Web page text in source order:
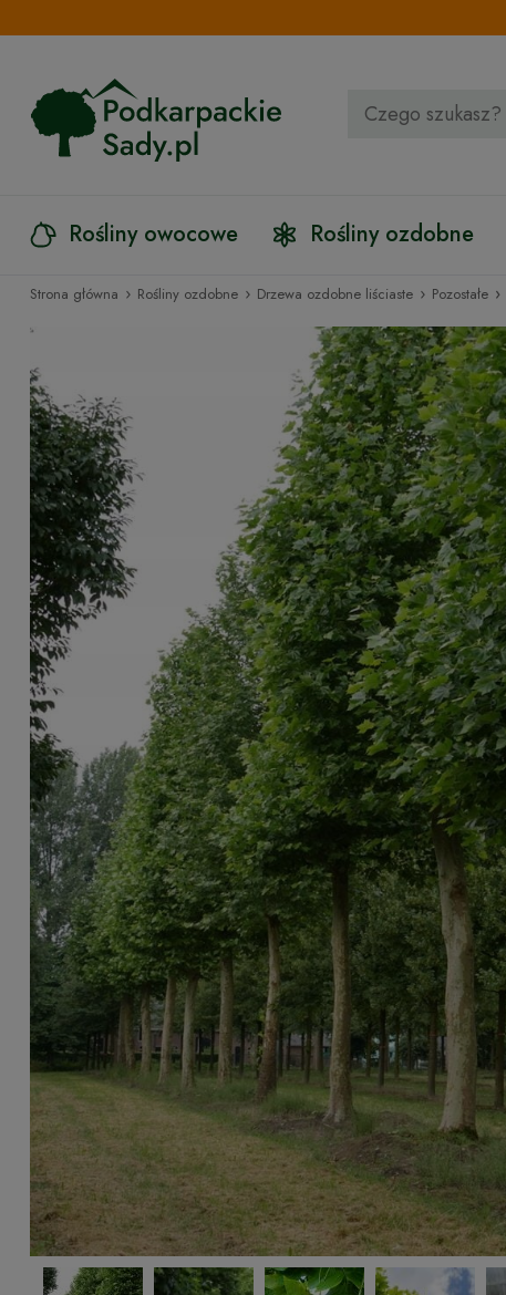
Rośliny owocowe Rośliny ozdobne
Strona główna › Rośliny ozdobne › Drzewa ozdobne liściaste › Pozostałe ›